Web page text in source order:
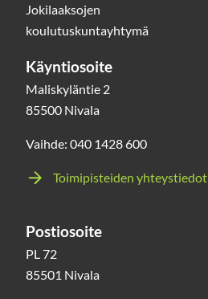
Jokilaaksojen
koulutuskuntayhtymä
Käyntiosoite
Maliskyläntie 2
85500 Nivala
Vaihde: 040 1428 600
Toimipisteiden yhteystiedot
Postiosoite
PL 72
85501 Nivala